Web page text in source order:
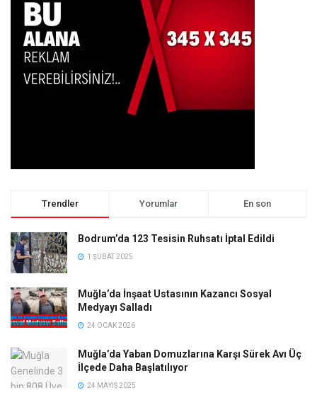
Trendler Yorumlar En son
Bodrum’da 123 Tesisin Ruhsatı İptal Edildi
1 ŞUBAT 2025
Muğla’da İnşaat Ustasının Kazancı Sosyal
Medyayı Salladı
24 OCAK 2026
Muğla’da Yaban Domuzlarına Karşı Sürek Avı Üç
İlçede Daha Başlatılıyor
24 MAYIS 2025